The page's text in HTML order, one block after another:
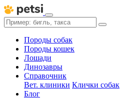
Породы собак
Породы кошек
Лошади
Динозавры
Справочник
Вет. клиники Клички собак
Блог